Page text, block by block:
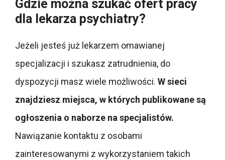
Gdzie można szukać ofert pracy
dla lekarza psychiatry?
Jeżeli jesteś już lekarzem omawianej
specjalizacji i szukasz zatrudnienia, do
dyspozycji masz wiele możliwości. W sieci
znajdziesz miejsca, w których publikowane są
ogłoszenia o naborze na specjalistów.
Nawiązanie kontaktu z osobami
zainteresowanymi z wykorzystaniem takich